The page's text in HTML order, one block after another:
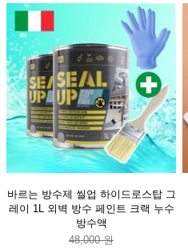
바르는 방수제 씰업 하이드로스탑 그
레이 1L 외벽 방수 페인트 크랙 누수
방수액
48,000 원